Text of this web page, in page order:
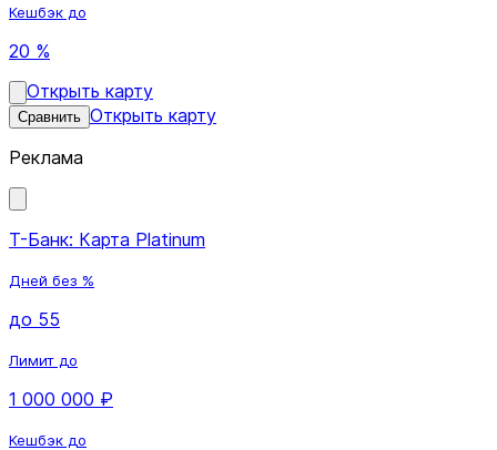
Кешбэк до
20 %
Открыть карту
Сравнить Открыть карту
Реклама
Т-Банк: Карта Platinum
Дней без %
до 55
Лимит до
1 000 000 ₽
Кешбэк до